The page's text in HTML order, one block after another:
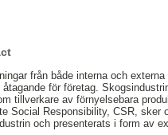
från både interna och
åtagande för företag.
tillverkare av förnyelsebara
Social Responsibility, CSR,
och presenterats i form av